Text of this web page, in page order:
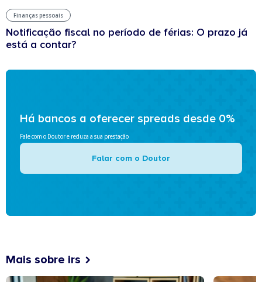
Finanças pessoais
Notificação fiscal no período de férias: O prazo já
está a contar?
Há bancos a oferecer spreads desde 0%
Fale com o Doutor e reduza a sua prestação
Falar com o Doutor
Mais sobre irs